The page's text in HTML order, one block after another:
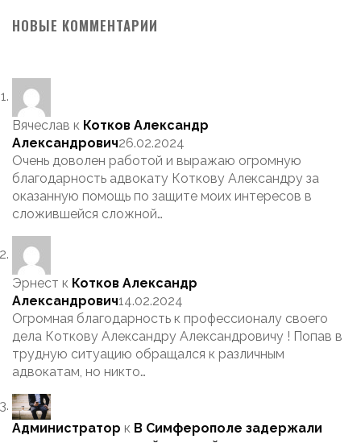
НОВЫЕ КОММЕНТАРИИ
Вячеслав к Котков Александр
Александрович26.02.2024
Очень доволен работой и выражаю огромную
благодарность адвокату Коткову Александру за
оказанную помощь по защите моих интересов в
сложившейся сложной…
Эрнест к Котков Александр
Александрович14.02.2024
Огромная благодарность к профессионалу своего
дела Коткову Александру Александровичу ! Попав в
трудную ситуацию обращался к различным
адвокатам, но никто…
Администратор к В Симферополе задержали